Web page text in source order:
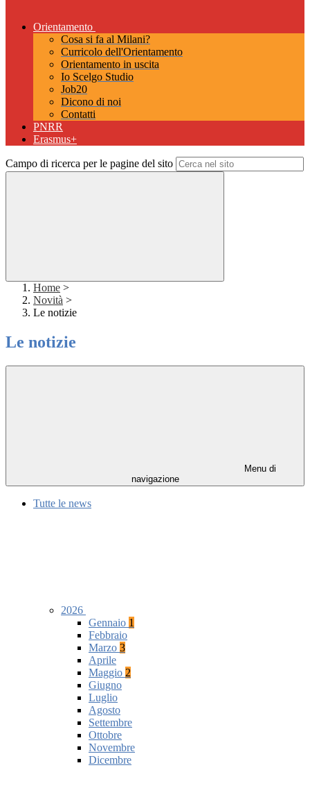
Orientamento
Cosa si fa al Milani?
Curricolo dell'Orientamento
Orientamento in uscita
Io Scelgo Studio
Job20
Dicono di noi
Contatti
PNRR
Erasmus+
Campo di ricerca per le pagine del sito
Home >
Novità >
Le notizie
Le notizie
Menu di
navigazione
Tutte le news
2026
Gennaio 1
Febbraio
Marzo 3
Aprile
Maggio 2
Giugno
Luglio
Agosto
Settembre
Ottobre
Novembre
Dicembre